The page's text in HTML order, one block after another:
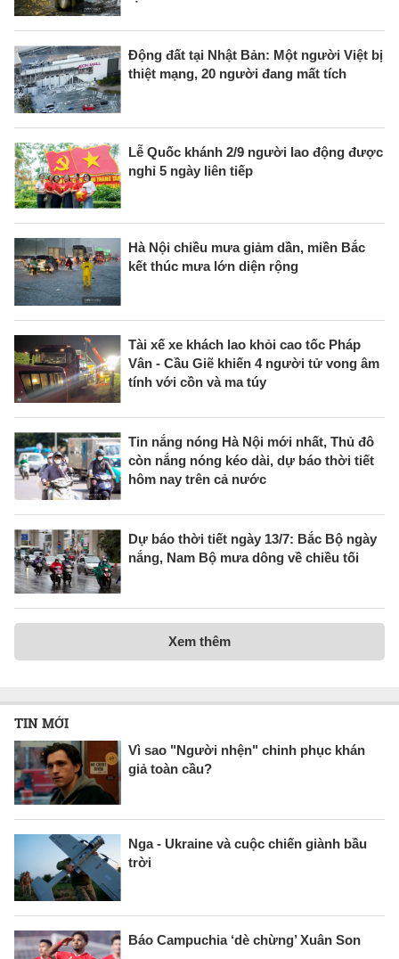
Động đất tại Nhật Bản: Một người Việt bị
thiệt mạng, 20 người đang mất tích
Lễ Quốc khánh 2/9 người lao động được
nghỉ 5 ngày liên tiếp
Hà Nội chiều mưa giảm dần, miền Bắc
kết thúc mưa lớn diện rộng
Tài xế xe khách lao khỏi cao tốc Pháp
Vân - Cầu Giẽ khiến 4 người tử vong âm
tính với cồn và ma túy
Tin nắng nóng Hà Nội mới nhất, Thủ đô
còn nắng nóng kéo dài, dự báo thời tiết
hôm nay trên cả nước
Dự báo thời tiết ngày 13/7: Bắc Bộ ngày
nắng, Nam Bộ mưa dông về chiều tối
Xem thêm
TIN MỚI
Vì sao "Người nhện" chinh phục khán
giả toàn cầu?
Nga - Ukraine và cuộc chiến giành bầu
trời
Báo Campuchia ‘dè chừng’ Xuân Son